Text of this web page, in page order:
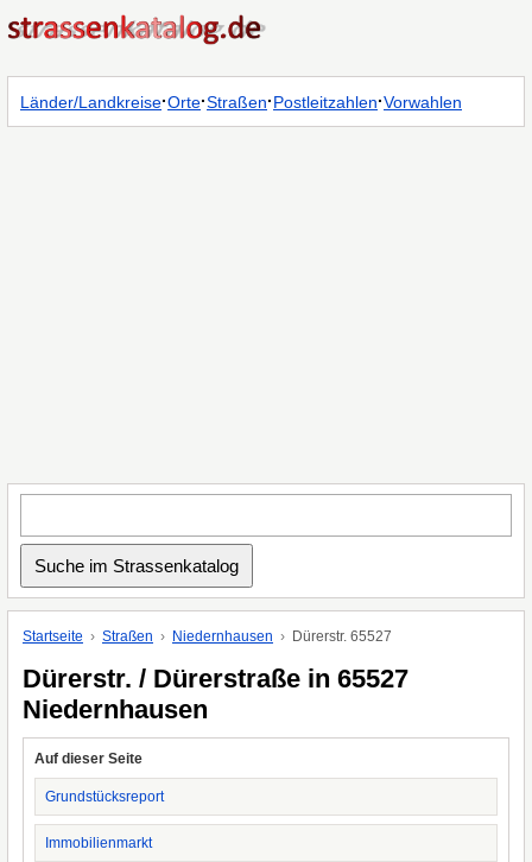
Länder/Landkreise·Orte·Straßen·Postleitzahlen·Vorwahlen
Startseite Straßen Niedernhausen Dürerstr. 65527
Dürerstr. / Dürerstraße in 65527
Niedernhausen
Auf dieser Seite
Grundstücksreport
Immobilienmarkt